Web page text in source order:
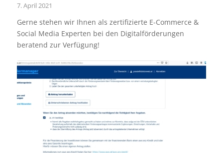
7. April 2021
Gerne stehen wir Ihnen als zertifizierte E-Commerce &
Social Media Experten bei den Digitalförderungen
beratend zur Verfügung!